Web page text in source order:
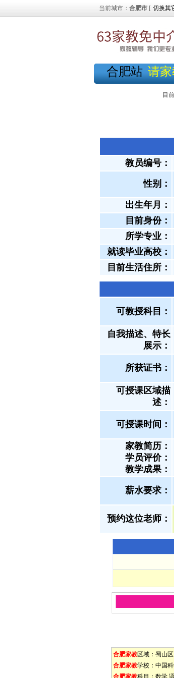
当前城市： 合肥市 [ 切换其
合肥站 请
目
教员编号：
性别：
出生年月：
目前身份：
所学专业：
就读毕业高校：
目前生活住所：
可教授科目：
自我描述、特长
展示 ：
所获证书 ：
可授课区域描
述：
可授课时间：
家教简历：
学员评价：
教学成果：
薪水要求：
预约这位老师：
合肥家教区域： 蜀山区
合肥家教学校： 中国
合肥家教科目： 数学